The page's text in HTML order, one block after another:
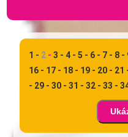
1 - 2 - 3 - 4 - 5 - 6 - 7 - 8 -
16 - 17 - 18 - 19 - 20 - 21
- 29 - 30 - 31 - 32 - 33 -